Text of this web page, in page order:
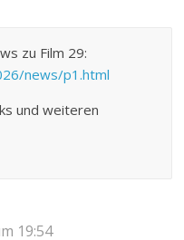
zu Film 29:
news/p1.html
und weiteren
19:54